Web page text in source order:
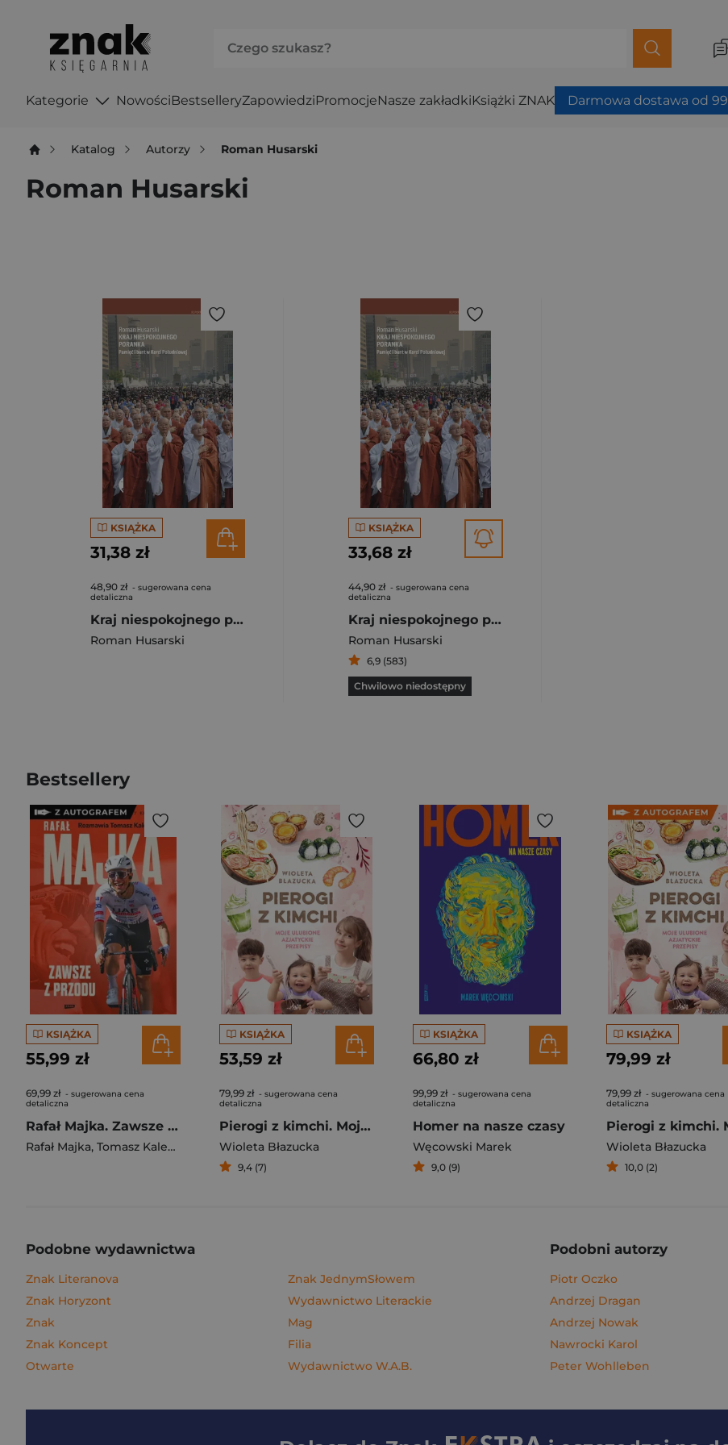
Kategorie NowościBestselleryZapowiedziPromocjeNasze zakładkiKsiążki ZNAK Darmowa dostawa od 99
Katalog Autorzy Roman Husarski
Roman Husarski
KSIĄŻKA
31,38 zł
48,90 zł - sugerowana cena
detaliczna
Kraj niespokojnego poranka Pamięć i bunt w Korei Południowej
Roman Husarski
KSIĄŻKA
33,68 zł
44,90 zł - sugerowana cena
detaliczna
Kraj niespokojnego poranka Pamięć i bunt w Korei Południowej
Roman Husarski
6,9 (583)
Chwilowo niedostępny
Bestsellery
KSIĄŻKA
55,99 zł
69,99 zł - sugerowana cena
detaliczna
Rafał Majka. Zawsze z przodu. Rozmawia Tomasz Kalemba - książka z autografem
Rafał Majka, Tomasz Kalemba
KSIĄŻKA
53,59 zł
79,99 zł - sugerowana cena
detaliczna
Pierogi z kimchi. Moje ulubione azjatyckie przepisy
Wioleta Błazucka
9,4 (7)
KSIĄŻKA
66,80 zł
99,99 zł - sugerowana cena
detaliczna
Homer na nasze czasy
Węcowski Marek
9,0 (9)
KSIĄŻKA
79,99 zł
79,99 zł - sugerowana cena
detaliczna
Wioleta Błazucka
10,0 (2)
Podobne wydawnictwa
Znak Literanova
Znak Horyzont
Znak
Znak Koncept
Otwarte
Znak JednymSłowem
Wydawnictwo Literackie
Mag
Filia
Wydawnictwo W.A.B.
Podobni autorzy
Piotr Oczko
Andrzej Dragan
Andrzej Nowak
Nawrocki Karol
Peter Wohlleben